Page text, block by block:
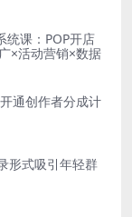
统课：POP开店
×活动营销×数据
通创作者分成计
形式吸引年轻群